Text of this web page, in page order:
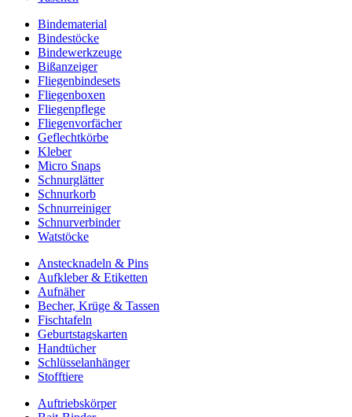
Bindematerial
Bindestöcke
Bindewerkzeuge
Bißanzeiger
Fliegenbindesets
Fliegenboxen
Fliegenpflege
Fliegenvorfächer
Geflechtkörbe
Kleber
Micro Snaps
Schnurglätter
Schnurkorb
Schnurreiniger
Schnurverbinder
Watstöcke
Anstecknadeln & Pins
Aufkleber & Etiketten
Aufnäher
Becher, Krüge & Tassen
Fischtafeln
Geburtstagskarten
Handtücher
Schlüsselanhänger
Stofftiere
Auftriebskörper